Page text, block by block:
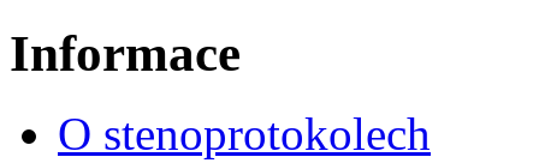
Informace
O stenoprotokolech